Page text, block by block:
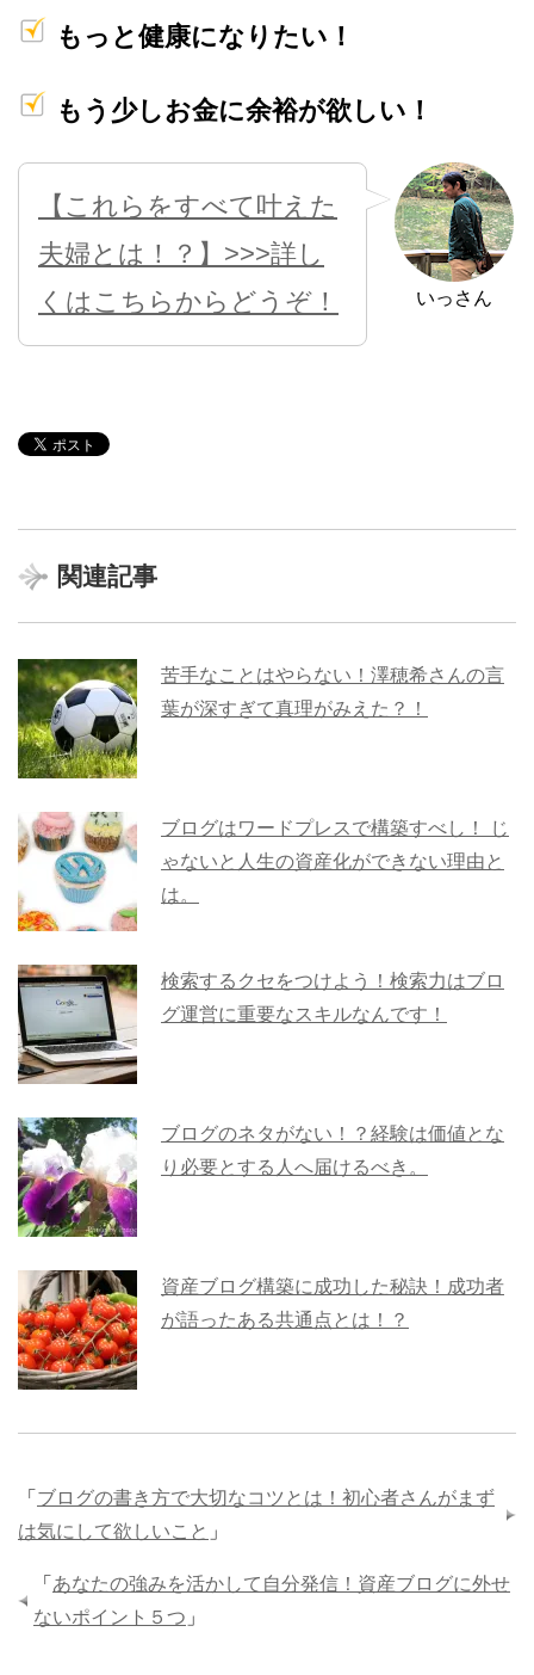
もっと健康になりたい！
もう少しお金に余裕が欲しい！
いっさん
【これらをすべて叶えた
夫婦とは！？】>>>詳し
くはこちらからどうぞ！
関連記事
苦手なことはやらない！澤穂希さんの言
葉が深すぎて真理がみえた？！
ブログはワードプレスで構築すべし！ じ
ゃないと人生の資産化ができない理由と
は。
検索するクセをつけよう！検索力はブロ
グ運営に重要なスキルなんです！
ブログのネタがない！？経験は価値とな
り必要とする人へ届けるべき。
資産ブログ構築に成功した秘訣！成功者
が語ったある共通点とは！？
「 ブログの書き方で大切なコツとは！初心者さんがまず
は気にして欲しいこと 」
「 あなたの強みを活かして自分発信！資産ブログに外せ
ないポイント５つ 」